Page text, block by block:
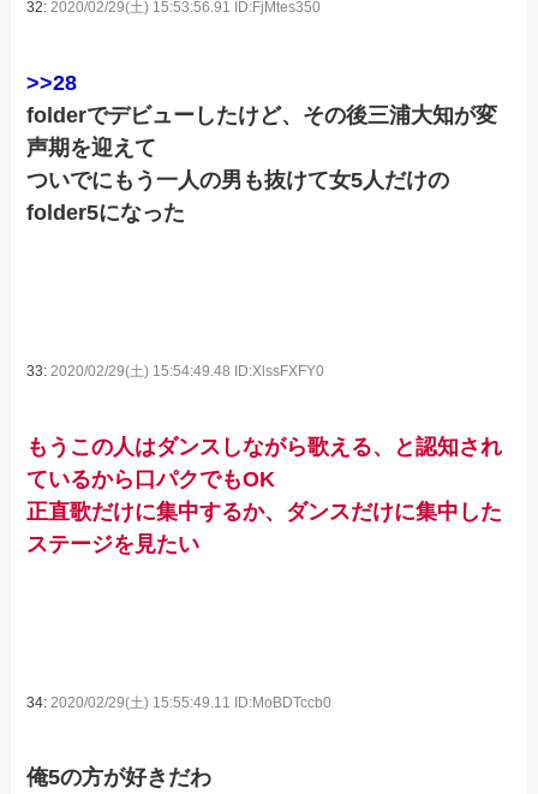
32:2020/02/29(土) 15:53:56.91 ID:FjMtes350
>>28
folderでデビューしたけど、その後三浦大知が変
声期を迎えて
ついでにもう一人の男も抜けて女5人だけの
folder5になった
33:2020/02/29(土) 15:54:49.48 ID:XlssFXFY0
もうこの人はダンスしながら歌える、と認知され
ているから口パクでもOK
正直歌だけに集中するか、ダンスだけに集中した
ステージを見たい
34: 2020/02/29(土) 15:55:49.11 ID:MoBDTccb0
俺5の方が好きだわ